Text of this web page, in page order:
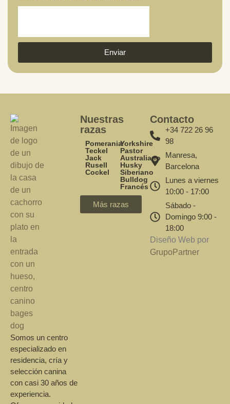
Enviar
Somos un centro
especializado en
residencia, cría y
selección canina
con casi 30 años de
experiencia.
Nuestras
razas
Pomerania
Teckel
Jack
Rusell
Cockel
Yorkshire
Pastor
Australiano
Husky
Siberiano
Bulldog
Francés
Más razas
Contacto
+34 722 26 96
98
Manresa,
Barcelona
Lunes a viernes
10:00 - 17:00
Sábado -
Domingo 9:00 -
18:00
Diseño Web por
GrupoPartner